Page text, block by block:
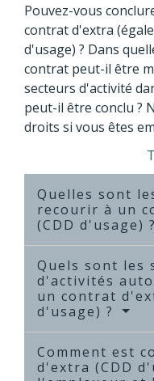
Pouvez-vous
contrat d'extra
d'usage) ? Dans
contrat peut-il être
secteurs d'activité
peut-il être conclu ?
droits si vous êtes
Quelles sont
recourir à un
(CDD d'usage) ?
Quels sont les
d'activités
un contrat
d'usage) ?
Comment est
d'extra (CDD